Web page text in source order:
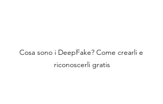
Cosa sono i DeepFake? Come crearli e
riconoscerli gratis